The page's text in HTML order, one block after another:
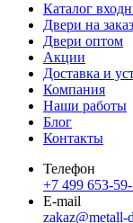
Каталог
Двери на заказ
Двери оптом
Акции
Доставка и
Компания
Наши работы
Блог
Контакты
Телефон
+7 499 653-
E-mail
zakaz@metall-